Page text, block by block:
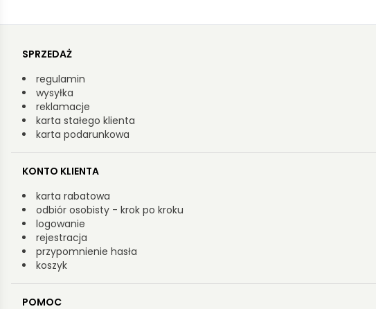
SPRZEDAŻ
regulamin
wysyłka
reklamacje
karta stałego klienta
karta podarunkowa
KONTO KLIENTA
karta rabatowa
odbiór osobisty - krok po kroku
logowanie
rejestracja
przypomnienie hasła
koszyk
POMOC